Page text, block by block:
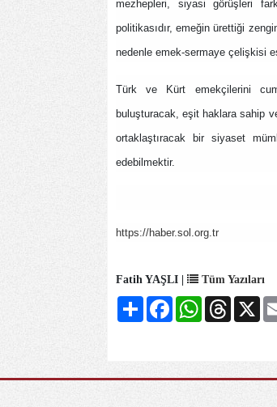
mezhepleri, siyasi görüşleri
politikasıdır, emeğin ürettiği
nedenle emek-sermaye çelişkisi
Türk ve Kürt emekçilerini
buluşturacak, eşit haklara sahip
ortaklaştıracak bir siyaset
edebilmektir.
https://haber.sol.org.tr
Fatih YAŞLI | Tüm Yazıları
Share FacebookWhatsAppThreads
X